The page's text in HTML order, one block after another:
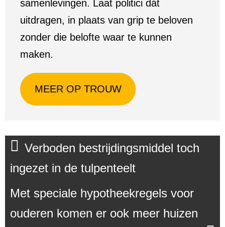
samenlevingen. Laat politici dát
uitdragen, in plaats van grip te beloven
zonder die belofte waar te kunnen
maken.
MEER OP TROUW
Verboden bestrijdingsmiddel toch
ingezet in de tulpenteelt
Met speciale hypotheekregels voor
ouderen komen er ook meer huizen